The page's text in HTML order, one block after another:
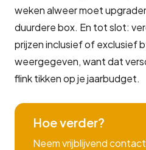
weken alweer moet
duurdere box. En tot slot:
prijzen inclusief of exclusief
weergegeven, want dat
flink tikken op je jaarbudget.
Hoe verder?
Neem vrijblijvend